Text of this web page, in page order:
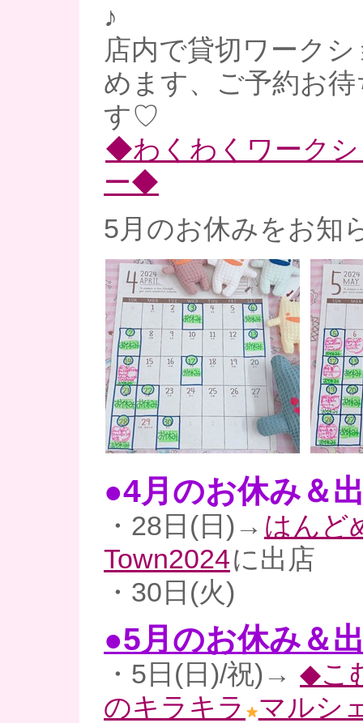
♪
店内で貸切ワーク
めます、ご予約お
す♡
◆わくわくワーク
ー◆
5月のお休みをお知
●4月のお休み＆
・28日(日)→ はんど
Town2024に出店
・30日(火)
●5月のお休み＆
・5日(日)/祝)→ ◆こ
のキラキラ
マルシ